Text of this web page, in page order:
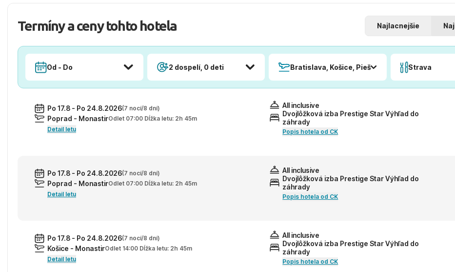
Termíny a ceny tohto hotela Najlacnejšie
Od - Do 2 dospelí, 0 deti Bratislava, Košice, Piešťany, PopradStrava
Po 17.8 - Po 24.8.2026(7 nocí/8 dní)
Poprad - MonastirOdlet 07:00 Dĺžka letu: 2h 45m
Detail letu
All inclusive
Dvojlôžková izba Prestige Star Výhľad do
záhrady
Popis hotela od CK
Po 17.8 - Po 24.8.2026(7 nocí/8 dní)
Poprad - MonastirOdlet 07:00 Dĺžka letu: 2h 45m
Detail letu
All inclusive
Dvojlôžková izba Prestige Star Výhľad do
záhrady
Popis hotela od CK
Po 17.8 - Po 24.8.2026(7 nocí/8 dní)
Košice - MonastirOdlet 14:00 Dĺžka letu: 2h 45m
Detail letu
All inclusive
Dvojlôžková izba Prestige Star Výhľad do
záhrady
Popis hotela od CK